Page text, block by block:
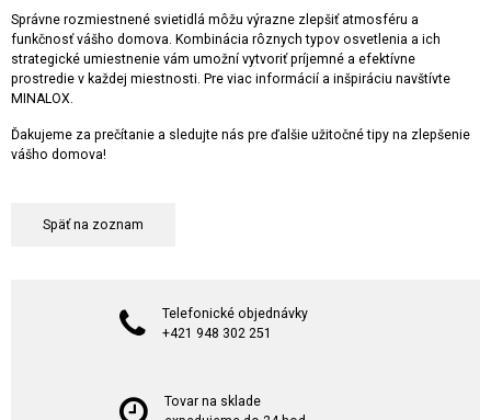
Správne rozmiestnené svietidlá môžu výrazne zlepšiť atmosféru a
funkčnosť vášho domova. Kombinácia rôznych typov osvetlenia a ich
strategické umiestnenie vám umožní vytvoriť príjemné a efektívne
prostredie v každej miestnosti. Pre viac informácií a inšpiráciu navštívte
MINALOX.
Ďakujeme za prečítanie a sledujte nás pre ďalšie užitočné tipy na zlepšenie
vášho domova!
Späť na zoznam
Telefonické objednávky
+421 948 302 251
Tovar na sklade